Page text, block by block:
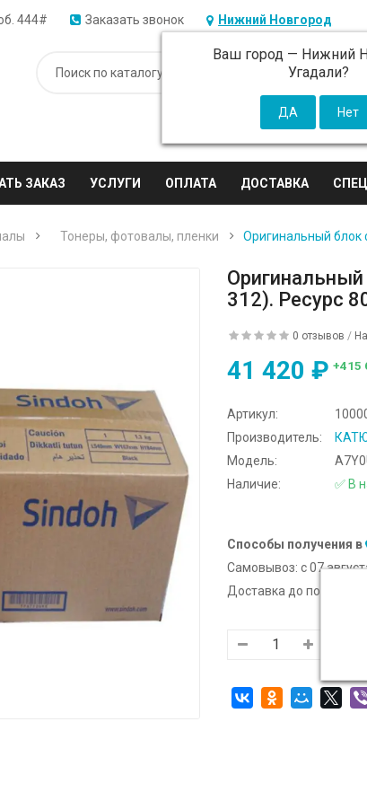
444# Заказать звонок Нижний Новгород
Ваш город — Нижний
Угадали?
ЗАКАЗ УСЛУГИ ОПЛАТА ДОСТАВКА
Тонеры, фотовалы, пленки Оригинальный блок
312). Ресурс
0 отзывов /
41 420 ₽ +415
Артикул:
Производитель:
Модель:
Наличие:
✅ В
Способы получения в
Самовывоз: c 07
Доставка до подъезда: